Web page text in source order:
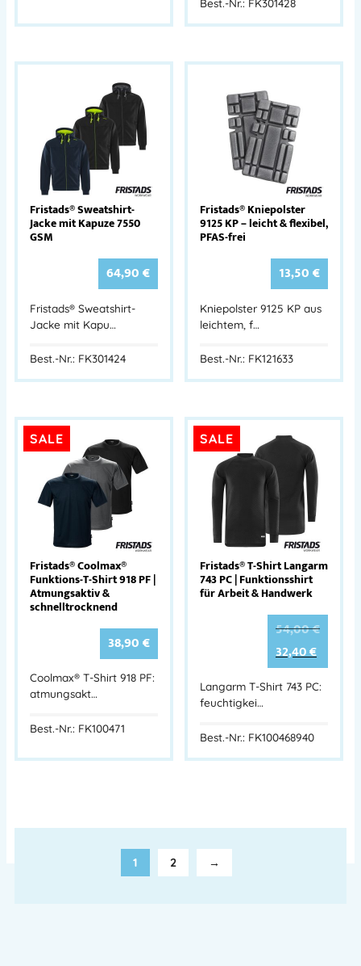
Fristads® Sweatshirt-
Jacke mit Kapuze 7550
GSM
64,90€
Fristads® Sweatshirt-
Jacke mit Kapu…
Best.-Nr.: FK301424
Fristads® Kniepolster
9125 KP – leicht & flexibel,
PFAS-frei
13,50€
Kniepolster 9125 KP aus
leichtem, f…
Best.-Nr.: FK121633
SALE
Fristads® Coolmax®
Funktions-T-Shirt 918 PF |
Atmungsaktiv &
schnelltrocknend
38,90€
Coolmax® T-Shirt 918 PF:
atmungsakt…
Best.-Nr.: FK100471
SALE
Fristads® T-Shirt Langarm
743 PC | Funktionsshirt
für Arbeit & Handwerk
54,00€
32,40€
Langarm T-Shirt 743 PC:
feuchtigkei…
Best.-Nr.: FK100468940
1 2 →